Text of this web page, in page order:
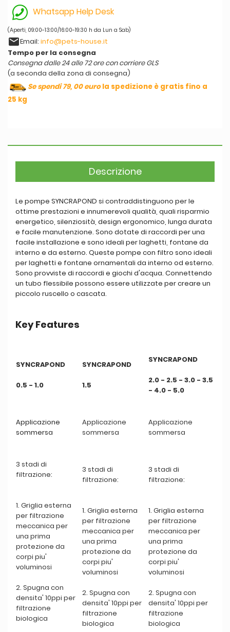
Whatsapp Help Desk
(Aperti, 09:00-13:00/16:00-19:30 h da Lun a Sab)
emailEmail: info@pets-house.it
Tempo per la consegna
Consegna dalle 24 alle 72 ore con corriere GLS
(a seconda della zona di consegna)
Se spendi 79, 00 eurola spedizione è gratis fino a
25 kg
Descrizione
Le pompe SYNCRAPOND si contraddistinguono per le
ottime prestazioni e innumerevoli qualità, quali risparmio
energetico, silenziosità, design ergonomico, lunga durata
e facile manutenzione. Sono dotate di raccordi per una
facile installazione e sono ideali per laghetti, fontane da
interno e da esterno. Queste pompe con filtro sono ideali
per laghetti e fontane ornamentali da interno od esterno.
Sono provviste di raccordi e giochi d'acqua. Connettendo
un tubo flessibile possono essere utilizzate per creare un
piccolo ruscello o cascata.
Key Features
SYNCRAPOND
0.5 - 1.0
SYNCRAPOND
1.5
SYNCRAPOND
2.0 - 2.5 - 3.0 - 3.5
- 4.0 - 5.0
Applicazione
sommersa
Applicazione
sommersa
Applicazione
sommersa
3 stadi di
filtrazione:
1. Griglia esterna
per filtrazione
meccanica per
una prima
protezione da
corpi piu'
voluminosi
2. Spugna con
densita' 10ppi per
filtrazione
biologica
3 stadi di
filtrazione:
1. Griglia esterna
per filtrazione
meccanica per
una prima
protezione da
corpi piu'
voluminosi
2. Spugna con
densita' 10ppi per
filtrazione
biologica
3 stadi di
filtrazione:
1. Griglia esterna
per filtrazione
meccanica per
una prima
protezione da
corpi piu'
voluminosi
2. Spugna con
densita' 10ppi per
filtrazione
biologica